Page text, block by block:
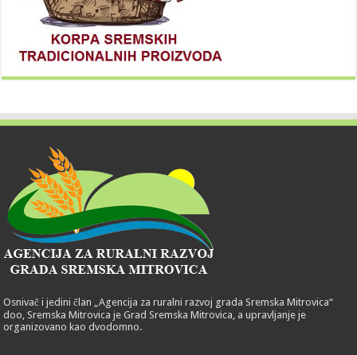
Osnivač i jedini član „Agencija za ruralni razvoj grada Sremska Mitrovica“
doo, Sremska Mitrovica je Grad Sremska Mitrovica, a upravljanje je
organizovano kao dvodomno.